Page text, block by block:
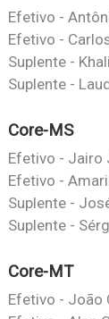
Efetivo -
Efetivo -
Suplente -
Suplente -
Core-MS
Efetivo - Jairo
Efetivo -
Suplente -
Suplente -
Core-MT
Efetivo - João